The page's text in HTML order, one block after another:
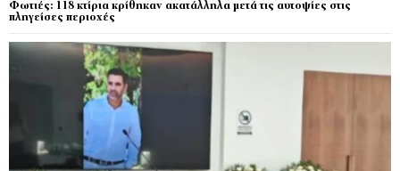
Φωτιές: 118 κτίρια κρίθηκαν ακατάλληλα μετά τις αυτοψίες στις
πληγείσες περιοχές